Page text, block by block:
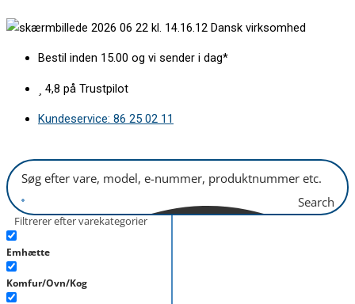
til
Dansk virksomhed
Bestil inden 15.00 og vi sender i dag*
4,8 på Trustpilot
Kundeservice: 86 25 02 11
Search
Filtrerer efter varekategorier
Emhætte
Komfur/Ovn/Kog
Wilfa
antal